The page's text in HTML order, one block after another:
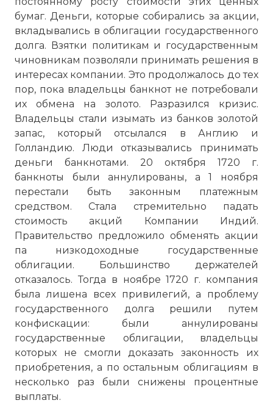
бумаг. Деньги, которые собирались за акции,
вкладывались в облигации государственного
долга. Взятки политикам и государственным
чиновникам позволяли принимать решения в
интересах компании. Это продолжалось до тех
пор, пока владельцы банкнот не потребовали
их обмена на золото. Разразился кризис.
Владельцы стали изымать из банков золотой
запас, который отсылался в Англию и
Голландию. Люди отказывались принимать
деньги банкнотами. 20 октября 1720 г.
банкноты были аннулированы, а 1 ноября
перестали быть законным платежным
средством. Стала стремительно падать
стоимость акций Компании Индий.
Правительство предложило обменять акции
па низкодоходные государственные
облигации. Большинство держателей
отказалось. Тогда в ноябре 1720 г. компания
была лишена всех привилегий, а проблему
государственного долга решили путем
конфискации: были аннулированы
государственные облигации, владельцы
которых не смогли доказать законность их
приобретения, а по остальным облигациям в
несколько раз были снижены процентные
выплаты.